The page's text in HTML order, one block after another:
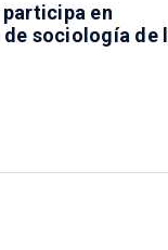
en
sociología de